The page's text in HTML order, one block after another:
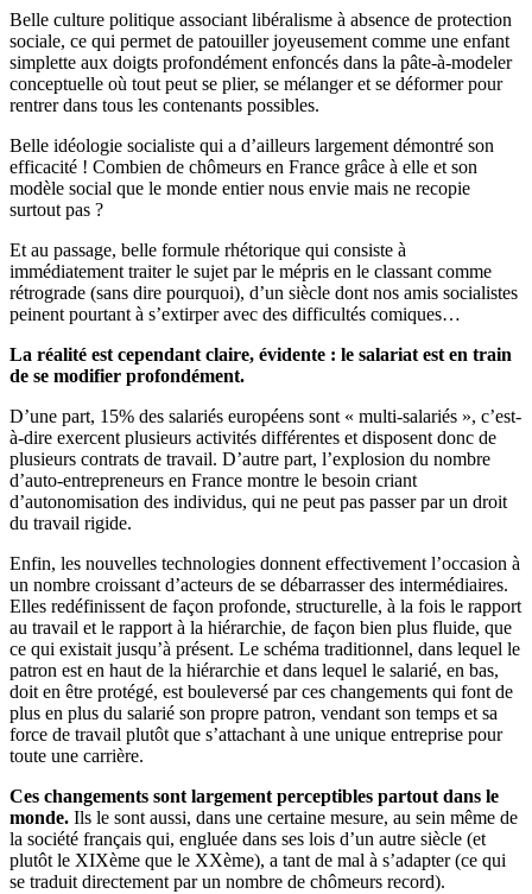
Belle culture politique associant libéralisme à absence de protection
sociale, ce qui permet de patouiller joyeusement comme une enfant
simplette aux doigts profondément enfoncés dans la pâte-à-modeler
conceptuelle où tout peut se plier, se mélanger et se déformer pour
rentrer dans tous les contenants possibles.
Belle idéologie socialiste qui a d’ailleurs largement démontré son
efficacité ! Combien de chômeurs en France grâce à elle et son
modèle social que le monde entier nous envie mais ne recopie
surtout pas ?
Et au passage, belle formule rhétorique qui consiste à
immédiatement traiter le sujet par le mépris en le classant comme
rétrograde (sans dire pourquoi), d’un siècle dont nos amis socialistes
peinent pourtant à s’extirper avec des difficultés comiques…
La réalité est cependant claire, évidente : le salariat est en train
de se modifier profondément.
D’une part, 15% des salariés européens sont « multi-salariés », c’est-
à-dire exercent plusieurs activités différentes et disposent donc de
plusieurs contrats de travail. D’autre part, l’explosion du nombre
d’auto-entrepreneurs en France montre le besoin criant
d’autonomisation des individus, qui ne peut pas passer par un droit
du travail rigide.
Enfin, les nouvelles technologies donnent effectivement l’occasion à
un nombre croissant d’acteurs de se débarrasser des intermédiaires.
Elles redéfinissent de façon profonde, structurelle, à la fois le rapport
au travail et le rapport à la hiérarchie, de façon bien plus fluide, que
ce qui existait jusqu’à présent. Le schéma traditionnel, dans lequel le
patron est en haut de la hiérarchie et dans lequel le salarié, en bas,
doit en être protégé, est bouleversé par ces changements qui font de
plus en plus du salarié son propre patron, vendant son temps et sa
force de travail plutôt que s’attachant à une unique entreprise pour
toute une carrière.
Ces changements sont largement perceptibles partout dans le
monde. Ils le sont aussi, dans une certaine mesure, au sein même de
la société français qui, engluée dans ses lois d’un autre siècle (et
plutôt le XIXème que le XXème), a tant de mal à s’adapter (ce qui
se traduit directement par un nombre de chômeurs record).